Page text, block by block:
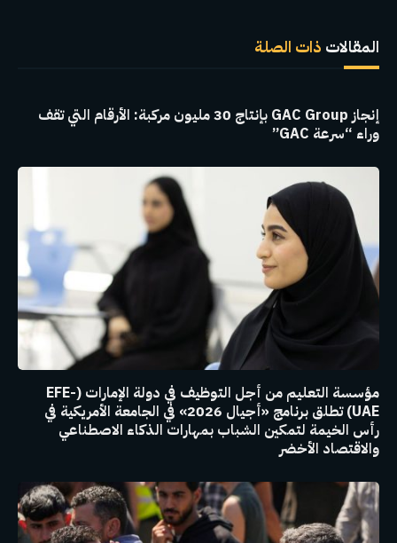
المقالات ذات الصلة
إنجاز GAC Group بإنتاج 30 مليون مركبة: الأرقام التي تقف
وراء “سرعة GAC”
مؤسسة التعليم من أجل التوظيف في دولة الإمارات (EFE-
UAE) تطلق برنامج «أجيال 2026» في الجامعة الأمريكية في
رأس الخيمة لتمكين الشباب بمهارات الذكاء الاصطناعي
والاقتصاد الأخضر